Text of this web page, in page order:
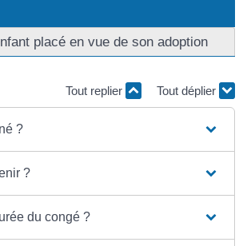
placé en vue de son adoption
Tout replier Tout déplier
?
?
du congé ?